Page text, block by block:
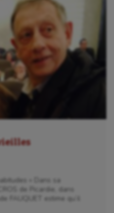
» Dans sa
de Picardie, dans
FAUQUET estime qu’il